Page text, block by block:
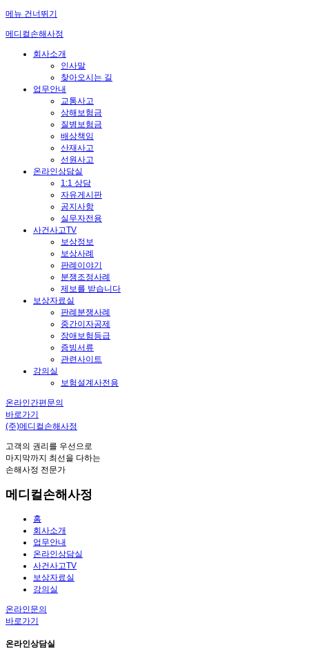
메뉴 건너뛰기
메디컬손해사정
회사소개
인사말
찾아오시는 길
업무안내
교통사고
상해보험금
질병보험금
배상책임
산재사고
선원사고
온라인상담실
1:1 상담
자유게시판
공지사항
실무자전용
사건사고TV
보상정보
보상사례
판례이야기
분쟁조정사례
제보를 받습니다
보상자료실
판례분쟁사례
중간이자공제
장애보험등급
증빙서류
관련사이트
강의실
보험설계사전용
온라인간편문의
바로가기
(주)메디컬손해사정
고객의 권리를 우선으로
마지막까지 최선을 다하는
손해사정 전문가
메디컬손해사정
홈
회사소개
업무안내
온라인상담실
사건사고TV
보상자료실
강의실
온라인문의
바로가기
온라인상담실